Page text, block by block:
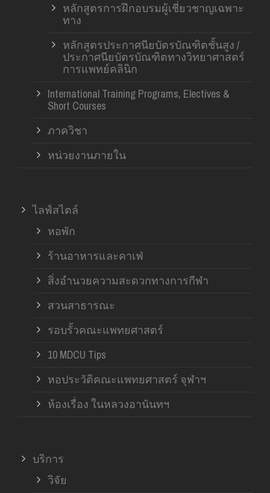
หลักสูตรการฝึกอบรมผู้เชี่ยวชาญเฉพาะ
ทาง
หลักสูตรประกาศนียบัตรบัณฑิตชั้นสูง /
ประกาศนียบัตรบัณฑิตทางวิทยาศาสตร์
การแพทย์คลินิก
International Training Programs, Electives &
Short Courses
ภาควิชา
หน่วยงานภายใน
ไลฟ์สไตล์
หอพัก
ร้านอาหารและคาเฟ่
สิ่งอำนวยความสะดวกทางการกีฬา
สวนสาธารณะ
รอบรั้วคณะแพทยศาสตร์
10 MDCU Tips
หอประวัติคณะแพทยศาสตร์ จุฬาฯ
ห้องเรื่อง ในหลวงอานันทฯ
บริการ
วิจัย